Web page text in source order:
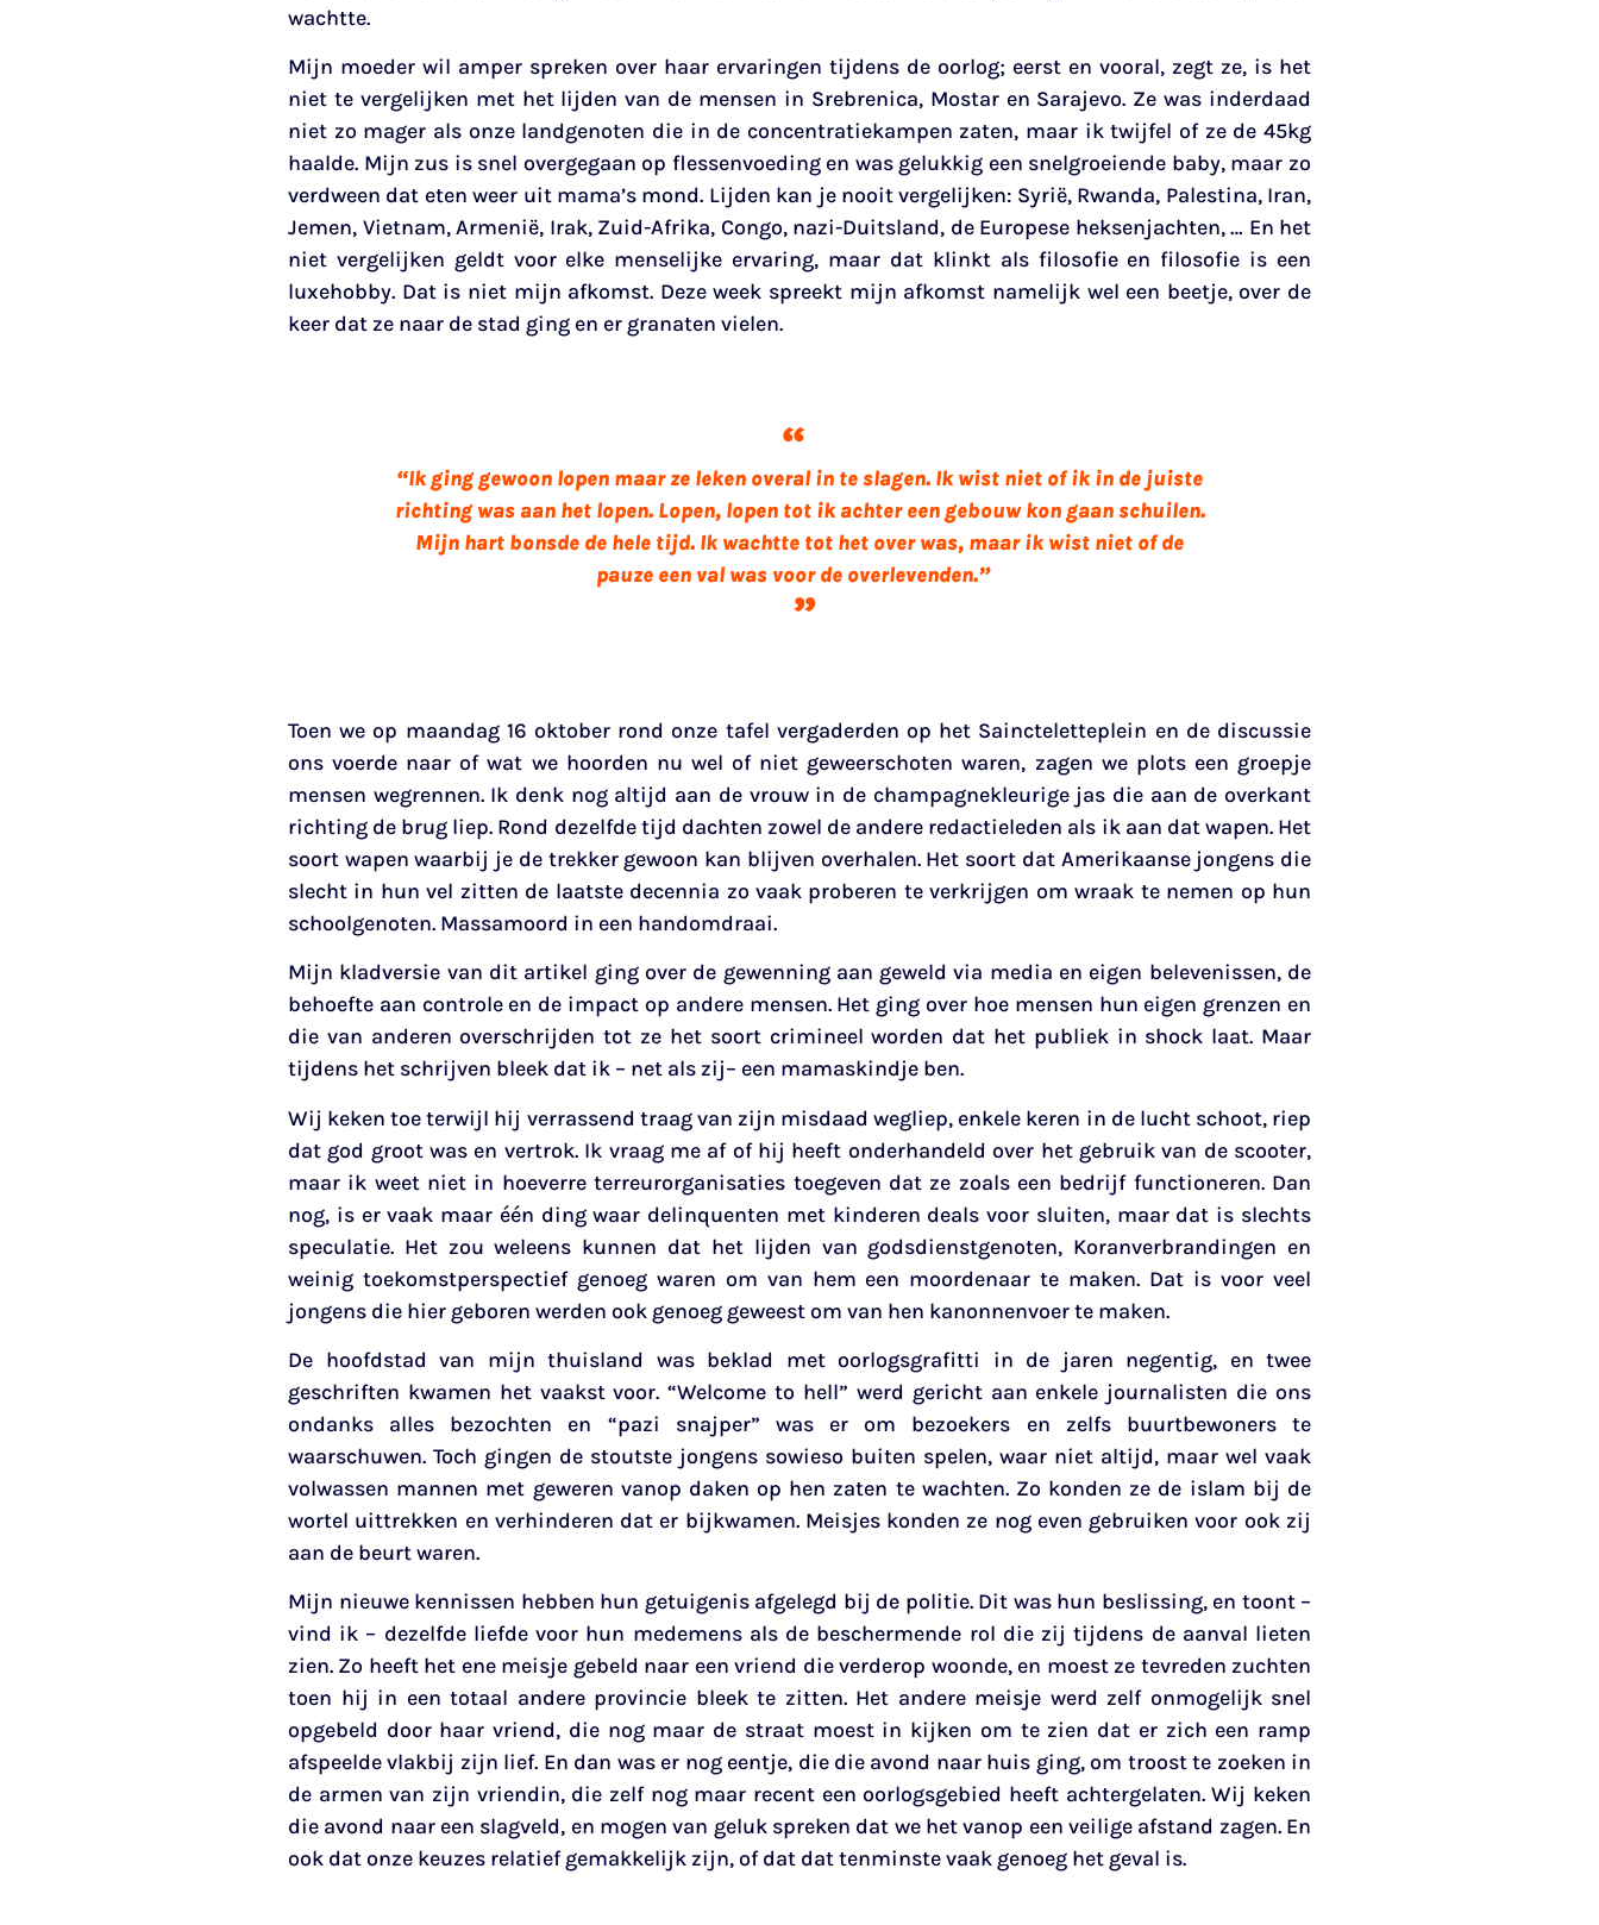
wachtte.
Mijn moeder wil amper spreken over haar ervaringen tijdens de oorlog; eerst en vooral, zegt ze, is het
niet te vergelijken met het lijden van de mensen in Srebrenica, Mostar en Sarajevo. Ze was inderdaad
niet zo mager als onze landgenoten die in de concentratiekampen zaten, maar ik twijfel of ze de 45kg
haalde. Mijn zus is snel overgegaan op flessenvoeding en was gelukkig een snelgroeiende baby, maar zo
verdween dat eten weer uit mama’s mond. Lijden kan je nooit vergelijken: Syrië, Rwanda, Palestina, Iran,
Jemen, Vietnam, Armenië, Irak, Zuid-Afrika, Congo, nazi-Duitsland, de Europese heksenjachten, … En het
niet vergelijken geldt voor elke menselijke ervaring, maar dat klinkt als filosofie en filosofie is een
luxehobby. Dat is niet mijn afkomst. Deze week spreekt mijn afkomst namelijk wel een beetje, over de
keer dat ze naar de stad ging en er granaten vielen.
“Ik ging gewoon lopen maar ze leken overal in te slagen. Ik wist niet of ik in de juiste
richting was aan het lopen. Lopen, lopen tot ik achter een gebouw kon gaan schuilen.
Mijn hart bonsde de hele tijd. Ik wachtte tot het over was, maar ik wist niet of de
pauze een val was voor de overlevenden.”
Toen we op maandag 16 oktober rond onze tafel vergaderden op het Saincteletteplein en de discussie
ons voerde naar of wat we hoorden nu wel of niet geweerschoten waren, zagen we plots een groepje
mensen wegrennen. Ik denk nog altijd aan de vrouw in de champagnekleurige jas die aan de overkant
richting de brug liep. Rond dezelfde tijd dachten zowel de andere redactieleden als ik aan dat wapen. Het
soort wapen waarbij je de trekker gewoon kan blijven overhalen. Het soort dat Amerikaanse jongens die
slecht in hun vel zitten de laatste decennia zo vaak proberen te verkrijgen om wraak te nemen op hun
schoolgenoten. Massamoord in een handomdraai.
Mijn kladversie van dit artikel ging over de gewenning aan geweld via media en eigen belevenissen, de
behoefte aan controle en de impact op andere mensen. Het ging over hoe mensen hun eigen grenzen en
die van anderen overschrijden tot ze het soort crimineel worden dat het publiek in shock laat. Maar
tijdens het schrijven bleek dat ik – net als zij– een mamaskindje ben.
Wij keken toe terwijl hij verrassend traag van zijn misdaad wegliep, enkele keren in de lucht schoot, riep
dat god groot was en vertrok. Ik vraag me af of hij heeft onderhandeld over het gebruik van de scooter,
maar ik weet niet in hoeverre terreurorganisaties toegeven dat ze zoals een bedrijf functioneren. Dan
nog, is er vaak maar één ding waar delinquenten met kinderen deals voor sluiten, maar dat is slechts
speculatie. Het zou weleens kunnen dat het lijden van godsdienstgenoten, Koranverbrandingen en
weinig toekomstperspectief genoeg waren om van hem een moordenaar te maken. Dat is voor veel
jongens die hier geboren werden ook genoeg geweest om van hen kanonnenvoer te maken.
De hoofdstad van mijn thuisland was beklad met oorlogsgrafitti in de jaren negentig, en twee
geschriften kwamen het vaakst voor. “Welcome to hell” werd gericht aan enkele journalisten die ons
ondanks alles bezochten en “pazi snajper” was er om bezoekers en zelfs buurtbewoners te
waarschuwen. Toch gingen de stoutste jongens sowieso buiten spelen, waar niet altijd, maar wel vaak
volwassen mannen met geweren vanop daken op hen zaten te wachten. Zo konden ze de islam bij de
wortel uittrekken en verhinderen dat er bijkwamen. Meisjes konden ze nog even gebruiken voor ook zij
aan de beurt waren.
Mijn nieuwe kennissen hebben hun getuigenis afgelegd bij de politie. Dit was hun beslissing, en toont –
vind ik – dezelfde liefde voor hun medemens als de beschermende rol die zij tijdens de aanval lieten
zien. Zo heeft het ene meisje gebeld naar een vriend die verderop woonde, en moest ze tevreden zuchten
toen hij in een totaal andere provincie bleek te zitten. Het andere meisje werd zelf onmogelijk snel
opgebeld door haar vriend, die nog maar de straat moest in kijken om te zien dat er zich een ramp
afspeelde vlakbij zijn lief. En dan was er nog eentje, die die avond naar huis ging, om troost te zoeken in
de armen van zijn vriendin, die zelf nog maar recent een oorlogsgebied heeft achtergelaten. Wij keken
die avond naar een slagveld, en mogen van geluk spreken dat we het vanop een veilige afstand zagen. En
ook dat onze keuzes relatief gemakkelijk zijn, of dat dat tenminste vaak genoeg het geval is.